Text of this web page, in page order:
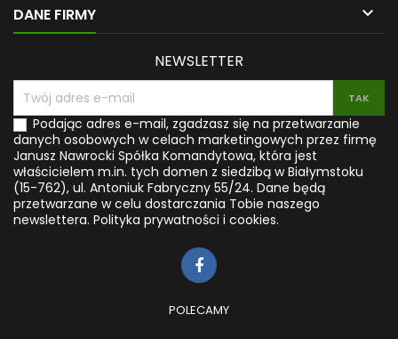
DANE FIRMY 
NEWSLETTER
Podając adres e-mail, zgadzasz się na przetwarzanie
danych osobowych w celach marketingowych przez firmę
Janusz Nawrocki Spółka Komandytowa, która jest
właścicielem m.in. tych domen z siedzibą w Białymstoku
(15-762), ul. Antoniuk Fabryczny 55/24. Dane będą
przetwarzane w celu dostarczania Tobie naszego
newslettera. Polityka prywatności i cookies.
POLECAMY